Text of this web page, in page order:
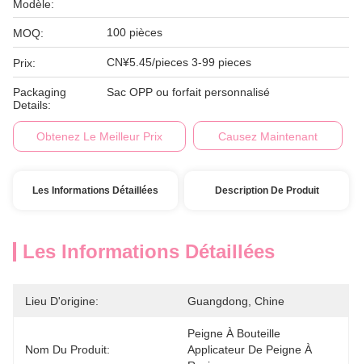
Modèle:
MOQ: 100 pièces
Prix: CN¥5.45/pieces 3-99 pieces
Packaging
Details:
Sac OPP ou forfait personnalisé
Obtenez Le Meilleur Prix Causez Maintenant
Les Informations Détaillées Description De Produit
Les Informations Détaillées
Lieu D'origine: Guangdong, Chine
Nom Du Produit:
Peigne À Bouteille
Applicateur De Peigne À